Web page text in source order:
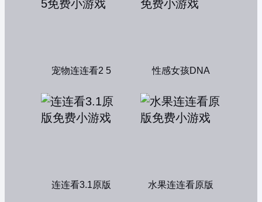
宠物连连看2 5 性感女孩DNA
连连看3.1原版 水果连连看原版